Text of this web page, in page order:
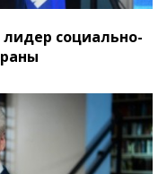
социально-